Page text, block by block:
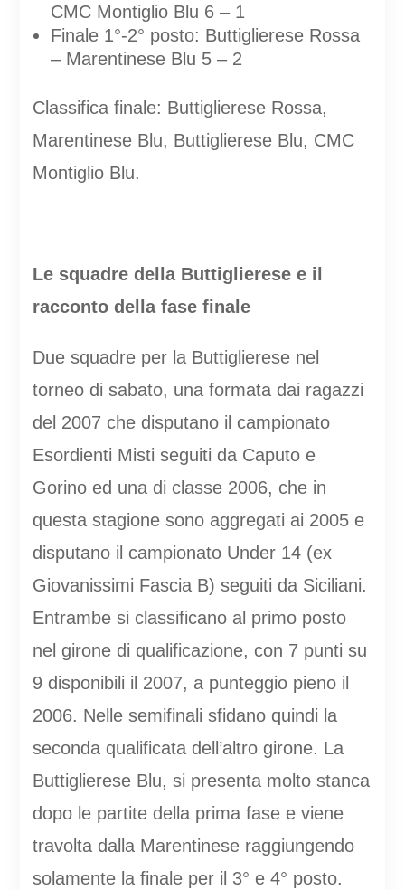
CMC Montiglio Blu 6 – 1
Finale 1°-2° posto: Buttiglierese Rossa
– Marentinese Blu 5 – 2
Classifica finale: Buttiglierese Rossa,
Marentinese Blu, Buttiglierese Blu, CMC
Montiglio Blu.
Le squadre della Buttiglierese e il
racconto della fase finale
Due squadre per la Buttiglierese nel
torneo di sabato, una formata dai ragazzi
del 2007 che disputano il campionato
Esordienti Misti seguiti da Caputo e
Gorino ed una di classe 2006, che in
questa stagione sono aggregati ai 2005 e
disputano il campionato Under 14 (ex
Giovanissimi Fascia B) seguiti da Siciliani.
Entrambe si classificano al primo posto
nel girone di qualificazione, con 7 punti su
9 disponibili il 2007, a punteggio pieno il
2006. Nelle semifinali sfidano quindi la
seconda qualificata dell’altro girone. La
Buttiglierese Blu, si presenta molto stanca
dopo le partite della prima fase e viene
travolta dalla Marentinese raggiungendo
solamente la finale per il 3° e 4° posto.